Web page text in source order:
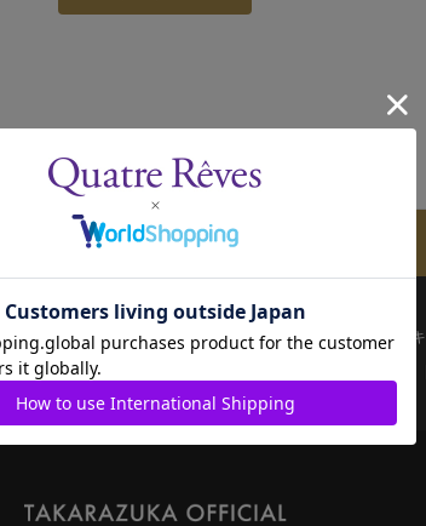
メールマガジンのご案内
お支払い方法 決済について
宝塚歌劇共通ID新規会員登録